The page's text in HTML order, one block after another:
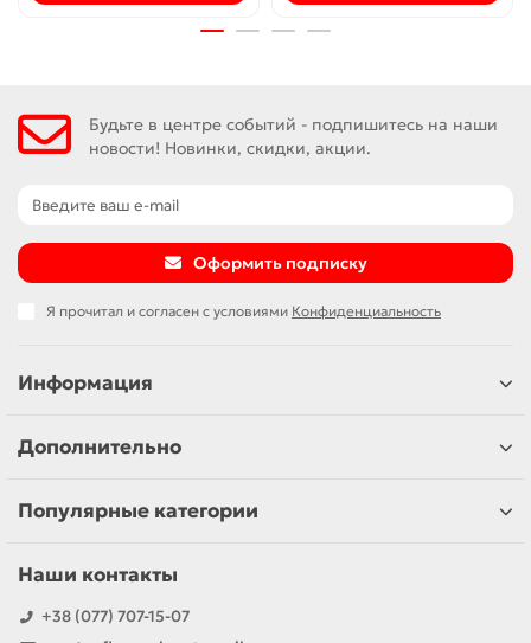
Будьте в центре событий - подпишитесь на наши
новости! Новинки, скидки, акции.
Оформить подписку
Я прочитал и согласен с условиями Конфиденциальность
Информация
Дополнительно
Популярные категории
Наши контакты
+38 (077) 707-15-07